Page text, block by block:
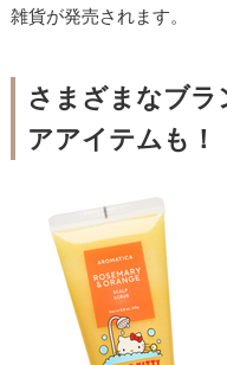
雑貨が発売されます。
さまざまなブ
アアイテムも！